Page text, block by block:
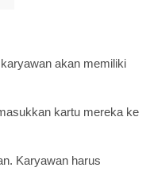
akan memiliki
kartu mereka ke
Karyawan harus